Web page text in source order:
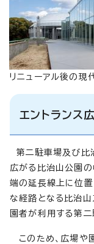
リニューアル後の現
エントランス
第二駐車場及び比
広がる比治山公園の
端の延長線上に位置
な経路となる比治山
園者が利用する第二
このため、広場や